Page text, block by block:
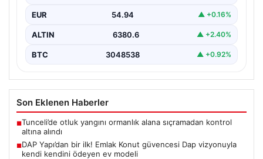
EUR 54.94 ▲ +0.16%
ALTIN 6380.6 ▲ +2.40%
BTC 3048538 ▲ +0.92%
Son Eklenen Haberler
■Tunceli’de otluk yangını ormanlık alana sıçramadan kontrol
altına alındı
■DAP Yapı’dan bir ilk! Emlak Konut güvencesi Dap vizyonuyla
kendi kendini ödeyen ev modeli